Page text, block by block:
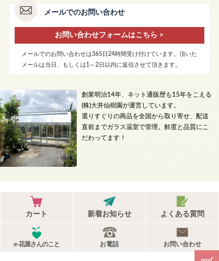
メールでのお問い合わせ
お問い合わせフォームはこちら >
メールでのお問い合わせは365日24時間受け付けています。頂いた
メールは当日、もしくは1～2日以内に返信させて頂きます。
創業明治14年、ネット通販歴も15年をこえる
(株)大井仙樹園が運営しています。
選りすぐりの商品を全国から取り寄せ、配送
直前までガラス温室で管理。鮮度と品質にこ
だわってます！
カート 新着お知らせ よくある質問
e-花屋さんのこと お電話 お問い合わせ